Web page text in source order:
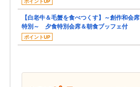
【白老牛＆毛蟹を食べつくす】～創作和会席
特別～ 夕食特別会席＆朝食ブッフェ付
ポイントUP